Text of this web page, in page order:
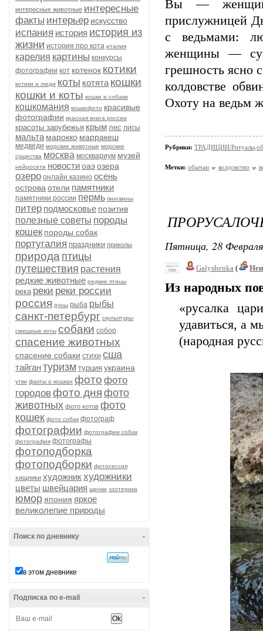
интересные животные интересные
факты интерьер искусство
испания история история из
жизни история про кота италия
карелия картины конкурсы
фотографии кот котенок котики
котики и люди коты котята кошки
кошки и коты кошки и собаки
кошкомания кошкофото красивые
фотографии красная книга россии
красоты зарубежья крым лес лисы
мальта марокко марракеш
медведи морские животные морские
существа москва москвариум музей
нейросети новостиоаэозера
озеро онлайн казино осень
острова отели памятники
памятники россии пермь пингвины
питер подмосковье позитив
полезные советы породы
кошек породы собак
португалия праздники приколы
природа птицы
путешествия растения
редкие животные редкие птицы
река реки реки россии
россия руны рыба рыбы
санкт-петербург скульптуры
смешные коты собаки собор
спасение животных
спасение собаки стихи сша
тайгантуризм турция украина
утки факты о кошках фото фото
городовфото дня фото
животных фото котов фото
кошек фото собак фотограф
фотографии фотографии собак
фотография фотографы
фотоподборка
фотоподборки фотосессия
хищники художникхудожники
цветы швейцария щенки эзотерика
юмор япония яркое
великолепие природы
-
Поиск по дневнику
в этом дневнике
-
Подписка по e-mail
Вы —
прислужницей
с ведьмами:
женщины —
грешность ясно
колдовстве
Охоту на ведьм
Рубрики: ТРАДИЦИИ/
Метки: обычаи колдовство
Пятница, 28
Galyshenka (
Из народных
«русалка
удавиться, а
(народная